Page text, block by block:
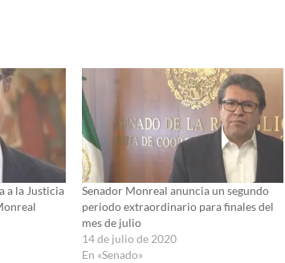
a la Justicia
Senador Monreal anuncia un segundo
periodo extraordinario para finales del
mes de julio
14 de julio de 2020
En «Senado»